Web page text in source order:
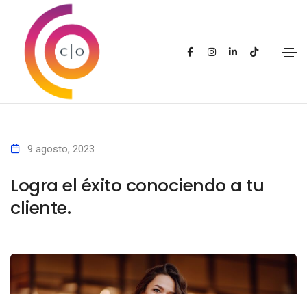
9 agosto, 2023
Logra el éxito conociendo a tu
cliente.